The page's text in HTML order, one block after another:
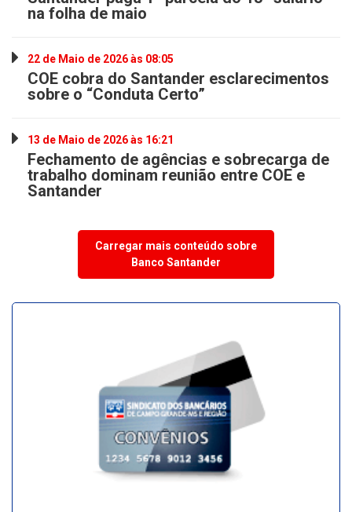
na folha de maio
22 de Maio de 2026 às 08:05
COE cobra do Santander esclarecimentos
sobre o “Conduta Certo”
13 de Maio de 2026 às 16:21
Fechamento de agências e sobrecarga de
trabalho dominam reunião entre COE e
Santander
Carregar mais conteúdo sobre
Banco Santander